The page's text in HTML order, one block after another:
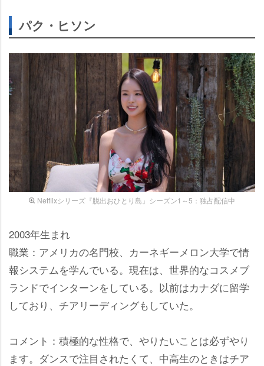
パク・ヒソン
Netflixシリーズ『脱出おひとり島』シーズン1～5：独占配信中
2003年生まれ
職業：アメリカの名門校、カーネギーメロン大学で情
報システムを学んでいる。現在は、世界的なコスメブ
ランドでインターンをしている。以前はカナダに留学
しており、チアリーディングもしていた。
コメント：積極的な性格で、やりたいことは必ずやり
ます。ダンスで注目されたくて、中高生のときはチア